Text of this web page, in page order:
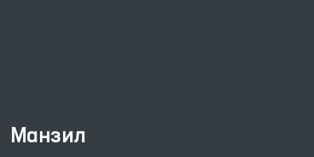
Манзил